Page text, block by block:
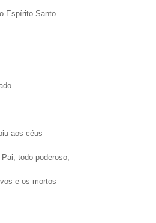
Espírito Santo
aos céus
todo poderoso,
e os mortos